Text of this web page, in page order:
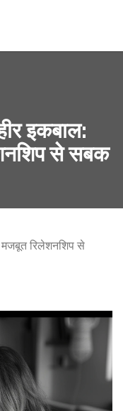
इकबाल:
से सबक
मजबूत रिलेशनशिप से